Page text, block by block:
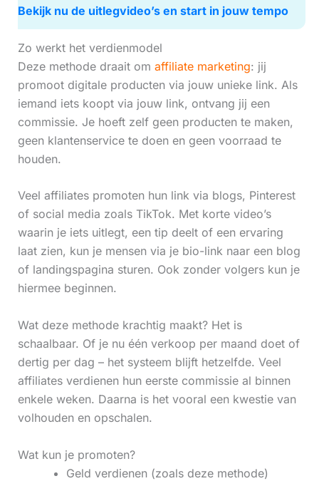
Bekijk nu de uitlegvideo’s en start in jouw tempo
Zo werkt het verdienmodel
Deze methode draait om affiliate marketing: jij
promoot digitale producten via jouw unieke link. Als
iemand iets koopt via jouw link, ontvang jij een
commissie. Je hoeft zelf geen producten te maken,
geen klantenservice te doen en geen voorraad te
houden.
Veel affiliates promoten hun link via blogs, Pinterest
of social media zoals TikTok. Met korte video’s
waarin je iets uitlegt, een tip deelt of een ervaring
laat zien, kun je mensen via je bio-link naar een blog
of landingspagina sturen. Ook zonder volgers kun je
hiermee beginnen.
Wat deze methode krachtig maakt? Het is
schaalbaar. Of je nu één verkoop per maand doet of
dertig per dag – het systeem blijft hetzelfde. Veel
affiliates verdienen hun eerste commissie al binnen
enkele weken. Daarna is het vooral een kwestie van
volhouden en opschalen.
Wat kun je promoten?
Geld verdienen (zoals deze methode)